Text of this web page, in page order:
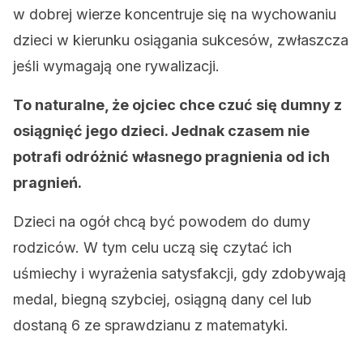
w dobrej wierze koncentruje się na wychowaniu
dzieci w kierunku osiągania sukcesów, zwłaszcza
jeśli wymagają one rywalizacji.
To naturalne, że ojciec chce czuć się dumny z
osiągnięć jego dzieci. Jednak czasem nie
potrafi odróżnić własnego pragnienia od ich
pragnień.
Dzieci na ogół chcą być powodem do dumy
rodziców. W tym celu uczą się czytać ich
uśmiechy i wyrażenia satysfakcji, gdy zdobywają
medal, biegną szybciej, osiągną dany cel lub
dostaną 6 ze sprawdzianu z matematyki.